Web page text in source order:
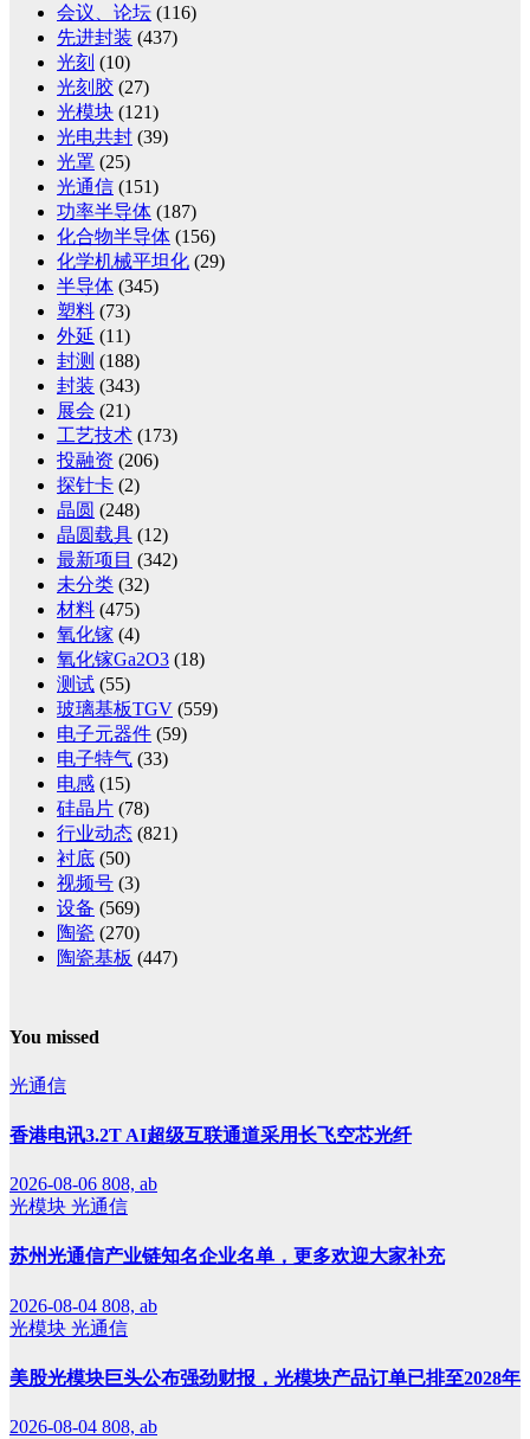
会议、论坛 (116)
先进封装 (437)
光刻 (10)
光刻胶 (27)
光模块 (121)
光电共封 (39)
光罩 (25)
光通信 (151)
功率半导体 (187)
化合物半导体 (156)
化学机械平坦化 (29)
半导体 (345)
塑料 (73)
外延 (11)
封测 (188)
封装 (343)
展会 (21)
工艺技术 (173)
投融资 (206)
探针卡 (2)
晶圆 (248)
晶圆载具 (12)
最新项目 (342)
未分类 (32)
材料 (475)
氧化镓 (4)
氧化镓Ga2O3 (18)
测试 (55)
玻璃基板TGV (559)
电子元器件 (59)
电子特气 (33)
电感 (15)
硅晶片 (78)
行业动态 (821)
衬底 (50)
视频号 (3)
设备 (569)
陶瓷 (270)
陶瓷基板 (447)
You missed
光通信
香港电讯3.2T AI超级互联通道采用长飞空芯光纤
2026-08-06 808, ab
光模块 光通信
苏州光通信产业链知名企业名单，更多欢迎大家补充
2026-08-04 808, ab
光模块 光通信
美股光模块巨头公布强劲财报，光模块产品订单已排至2028年
2026-08-04 808, ab